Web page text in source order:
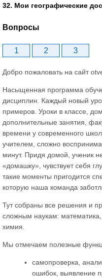
32. Мои географические
Вопросы
1 2 3
Добро пожаловать на сайт
Насыщенная программа
дисциплин. Каждый новый
примеров. Уроки в классе,
дополнительные занятия,
времени у современного
учителем, сложно
минут. Придя домой, ученик
«домашку», чувствует себя
такие моменты пригодится
которую наша команда
Тут собраны все решения и
сложным наукам:
химия.
Мы отмечаем полезные
самопроверка,
ошибок, выявление